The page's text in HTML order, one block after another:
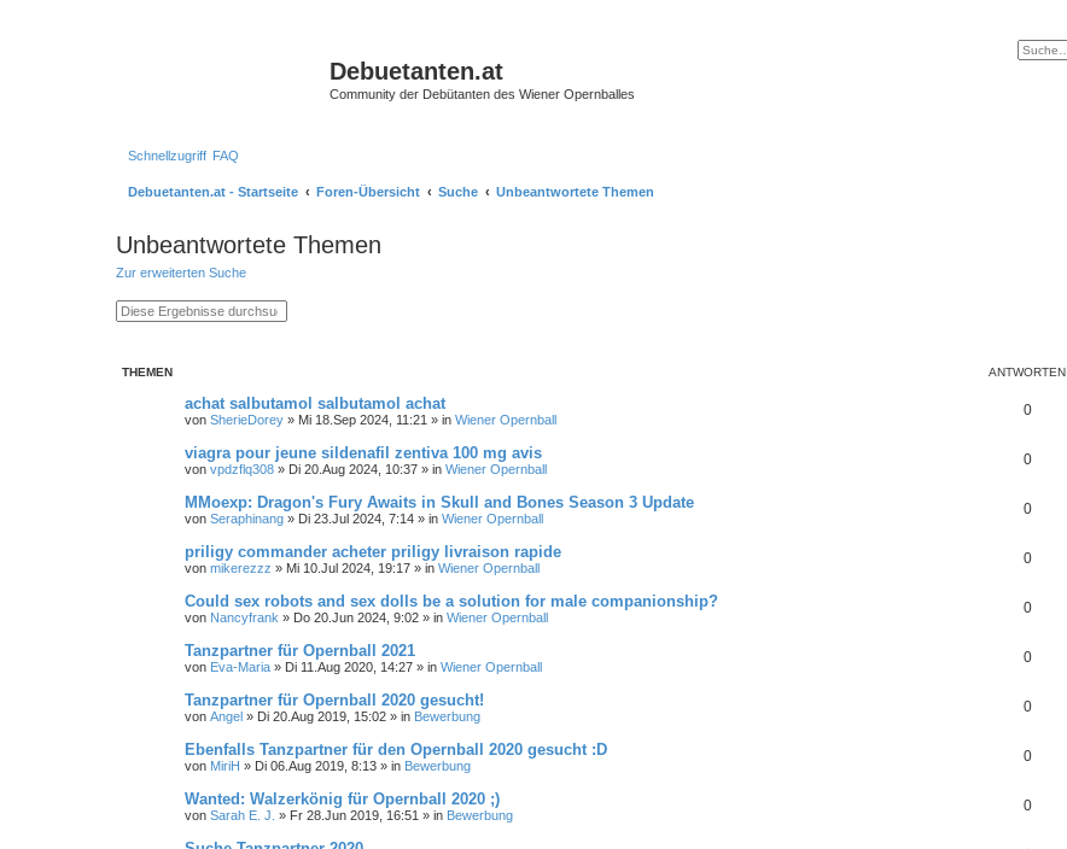
Debuetanten.at
Community der Debütanten des Wiener Opernballes
Schnellzugriff FAQ
Debuetanten.at - Startseite Foren-Übersicht Suche
Unbeantwortete Themen
Unbeantwortete Themen
Zur erweiterten Suche
S
u
E
r
THEMEN ANTWORTEN
achat salbutamol salbutamol achat
von SherieDorey » Mi 18.Sep 2024, 11:21 » in Wiener Opernball
0
viagra pour jeune sildenafil zentiva 100 mg avis
von vpdzflq308 » Di 20.Aug 2024, 10:37 » in Wiener Opernball
0
MMoexp: Dragon's Fury Awaits in Skull and Bones Season 3 Update
von Seraphinang » Di 23.Jul 2024, 7:14 » in Wiener Opernball
0
priligy commander acheter priligy livraison rapide
von mikerezzz » Mi 10.Jul 2024, 19:17 » in Wiener Opernball
0
Could sex robots and sex dolls be a solution for male companionship?
von Nancyfrank » Do 20.Jun 2024, 9:02 » in Wiener Opernball
0
Tanzpartner für Opernball 2021
von Eva-Maria » Di 11.Aug 2020, 14:27 » in Wiener Opernball
0
Tanzpartner für Opernball 2020 gesucht!
von Angel » Di 20.Aug 2019, 15:02 » in Bewerbung
0
Ebenfalls Tanzpartner für den Opernball 2020 gesucht :D
von MiriH » Di 06.Aug 2019, 8:13 » in Bewerbung
0
Wanted: Walzerkönig für Opernball 2020 ;)
von Sarah E. J. » Fr 28.Jun 2019, 16:51 » in Bewerbung
0